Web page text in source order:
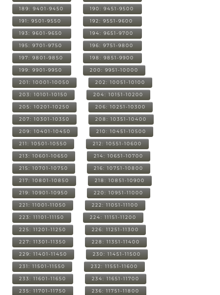
189: 9401-9450 190: 9451-9500
191: 9501-9550 192: 9551-9600
193: 9601-9650 194: 9651-9700
195: 9701-9750 196: 9751-9800
197: 9801-9850 198: 9851-9900
199: 9901-9950 200: 9951-10000
201: 10001-10050 202: 10051-10100
203: 10101-10150 204: 10151-10200
205: 10201-10250 206: 10251-10300
207: 10301-10350 208: 10351-10400
209: 10401-10450 210: 10451-10500
211: 10501-10550 212: 10551-10600
213: 10601-10650 214: 10651-10700
215: 10701-10750 216: 10751-10800
217: 10801-10850 218: 10851-10900
219: 10901-10950 220: 10951-11000
221: 11001-11050 222: 11051-11100
223: 11101-11150 224: 11151-11200
225: 11201-11250 226: 11251-11300
227: 11301-11350 228: 11351-11400
229: 11401-11450 230: 11451-11500
231: 11501-11550 232: 11551-11600
233: 11601-11650 234: 11651-11700
235: 11701-11750 236: 11751-11800